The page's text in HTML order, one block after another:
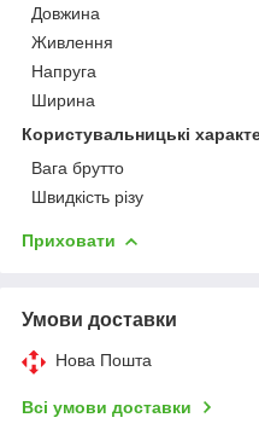
Довжина
Живлення
Напруга
Ширина
Користувальницькі
Вага брутто
Швидкість різу
Приховати
Умови доставки
Нова Пошта
Всі умови доставки